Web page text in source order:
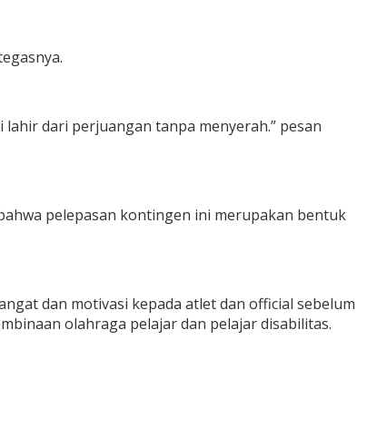
dari perjuangan tanpa menyerah.” pesan
pelepasan kontingen ini merupakan bentuk
dan motivasi kepada atlet dan official sebelum
olahraga pelajar dan pelajar disabilitas.